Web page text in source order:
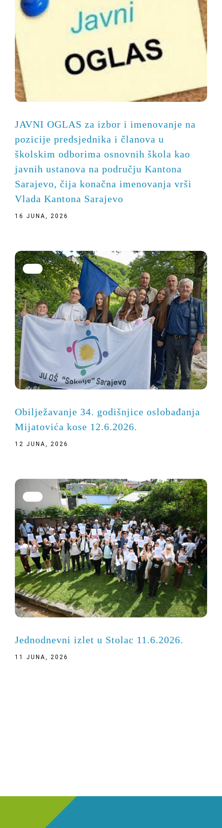
JAVNI OGLAS za izbor i imenovanje na
pozicije predsjednika i članova u
školskim odborima osnovnih škola kao
javnih ustanova na području Kantona
Sarajevo, čija konačna imenovanja vrši
Vlada Kantona Sarajevo
16 JUNA, 2026
Obilježavanje 34. godišnjice oslobađanja
Mijatovića kose 12.6.2026.
12 JUNA, 2026
Jednodnevni izlet u Stolac 11.6.2026.
11 JUNA, 2026